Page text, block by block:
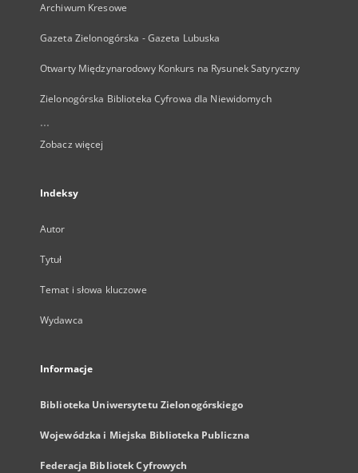
Archiwum Kresowe
Gazeta Zielonogórska - Gazeta Lubuska
Otwarty Międzynarodowy Konkurs na Rysunek Satyryczny
Zielonogórska Biblioteka Cyfrowa dla Niewidomych
...
Zobacz więcej
Indeksy
Autor
Tytuł
Temat i słowa kluczowe
Wydawca
Informacje
Biblioteka Uniwersytetu Zielonogórskiego
Wojewódzka i Miejska Biblioteka Publiczna
Federacja Bibliotek Cyfrowych